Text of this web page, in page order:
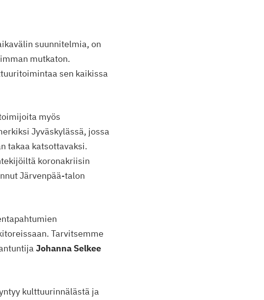
suunnitelmia, on
mutkaton.
sen kaikissa
myös
Jyväskylässä, jossa
takaa katsottavaksi.
koronakriisin
Järvenpää-talon
Tarvitsemme
Johanna Selkee
kulttuurinnälästä ja